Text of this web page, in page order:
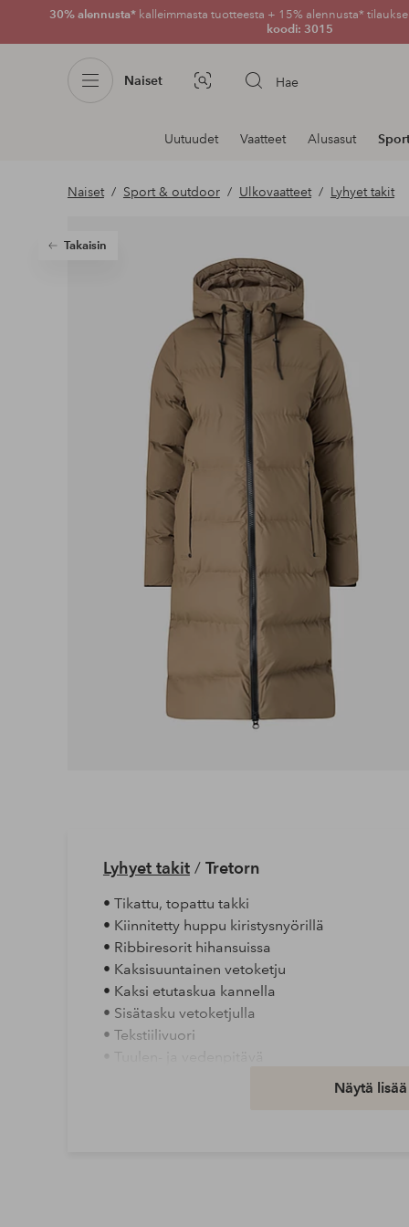
30% alennusta* kalleimmasta tuotteesta + 15% alennusta*
koodi: 3015
Naiset Kuvahaku Hae
Navigointi
osastoilla
Uutuudet Vaatteet Alusasut
Naiset Sport & outdoor Ulkovaatteet Lyhyet takit
Takaisin
Lyhyet takit/ Tretorn
• Tikattu, topattu takki
• Kiinnitetty huppu kiristysnyörillä
• Ribbiresorit hihansuissa
• Kaksisuuntainen vetoketju
• Kaksi etutaskua kannella
• Sisätasku vetoketjulla
• Tekstiilivuori
• Tuulen- ja vedenpitävä
Vetoketjutyyppi: Yksisuuntainen vetoketju
Näytä lisää